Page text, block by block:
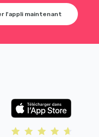
l'appli maintenant